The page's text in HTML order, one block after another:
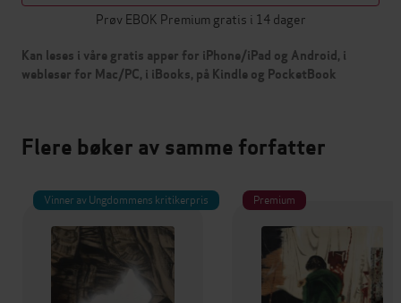
Prøv EBOK Premium gratis i 14 dager
Kan leses i våre gratis apper for iPhone/iPad og Android, i
webleser for Mac/PC, i iBooks, på Kindle og PocketBook
Flere bøker av samme forfatter
Vinner av Ungdommens kritikerpris Premium